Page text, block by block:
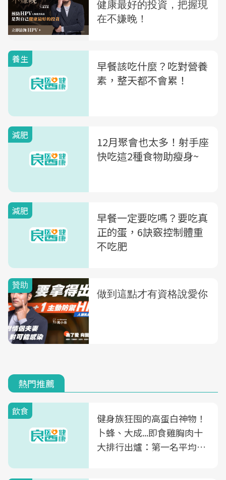
養生
早餐該吃什麼？吃對營養
素，整天都不會累！
減肥
12月聚會也太多！射手座
快吃這2種食物助瘦身~
減肥
早餐一定要吃嗎？要吃真
正的蛋，6訣竅控制體重
不吃肥
熱門推薦
飲食
健身族狂囤的高蛋白神物！
卜蜂、大成...即食雞胸肉十
大排行出爐：第一名平均一